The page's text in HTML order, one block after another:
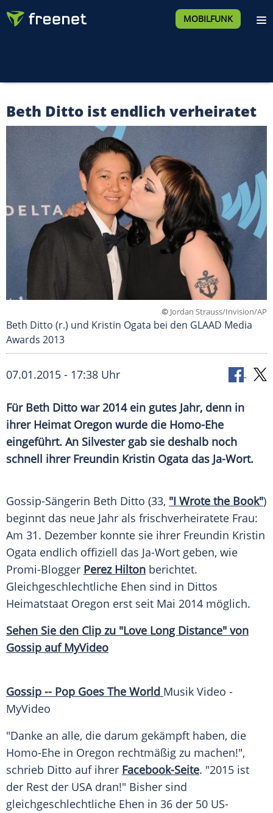
MOBILFUNK
Beth Ditto ist endlich verheiratet
© Jordan Strauss/Invision/AP
Beth Ditto (r.) und Kristin Ogata bei den GLAAD Media
Awards 2013
07.01.2015 - 17:38 Uhr
Für Beth Ditto war 2014 ein gutes Jahr, denn in
ihrer Heimat Oregon wurde die Homo-Ehe
eingeführt. An Silvester gab sie deshalb noch
schnell ihrer Freundin Kristin Ogata das Ja-Wort.
Gossip-Sängerin Beth Ditto (33, "I Wrote the Book")
beginnt das neue Jahr als frischverheiratete Frau:
Am 31. Dezember konnte sie ihrer Freundin Kristin
Ogata endlich offiziell das Ja-Wort geben, wie
Promi-Blogger Perez Hilton berichtet.
Gleichgeschlechtliche Ehen sind in Dittos
Heimatstaat Oregon erst seit Mai 2014 möglich.
Sehen Sie den Clip zu "Love Long Distance" von
Gossip auf MyVideo
Gossip -- Pop Goes The World Musik Video -
MyVideo
"Danke an alle, die darum gekämpft haben, die
Homo-Ehe in Oregon rechtmäßig zu machen!",
schrieb Ditto auf ihrer Facebook-Seite. "2015 ist
der Rest der USAdran!" Bisher sind
gleichgeschlechtliche Ehen in 36 der 50 US-